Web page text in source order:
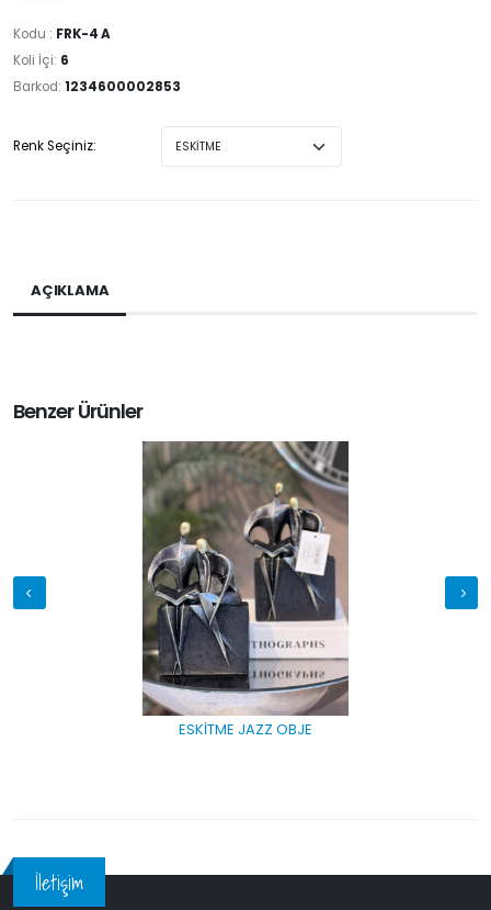
Kodu : FRK-4 A
Koli İçi: 6
Barkod: 1234600002853
Renk Seçiniz:
AÇIKLAMA
Benzer Ürünler
ESKİTME JAZZ OBJE
İletişim